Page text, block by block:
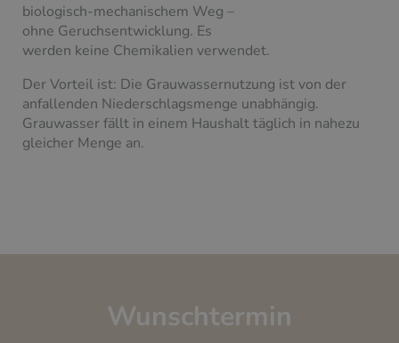
biologisch-mechanischem Weg –
ohne Geruchsentwicklung. Es
werden keine Chemikalien verwendet.
Der Vorteil ist: Die Grauwassernutzung ist von der
anfallenden Niederschlagsmenge unabhängig.
Grauwasser fällt in einem Haushalt täglich in nahezu
gleicher Menge an.
Wunschtermin